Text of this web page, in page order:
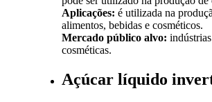
Aplicações: é utilizada na
alimentos, bebidas e cosméticos.
Mercado público alvo:
cosméticas.
Açúcar líquido